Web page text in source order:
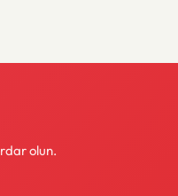
olun.